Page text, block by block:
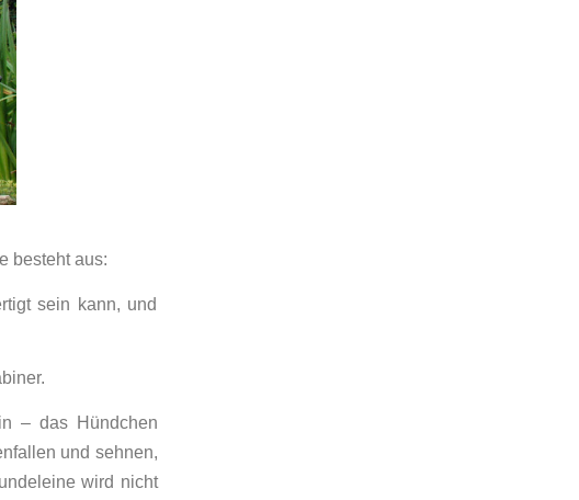
besteht aus:
sein kann, und
– das Hündchen
und sehnen,
wird nicht